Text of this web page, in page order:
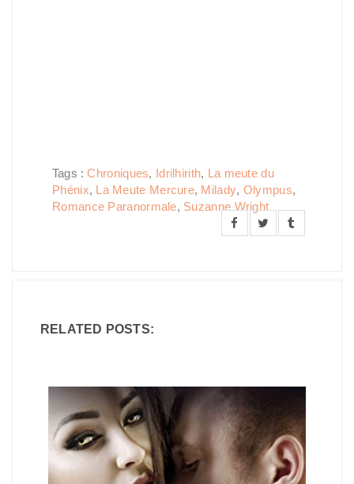
Tags :Chroniques, Idrilhirith, La meute du
Phénix, La Meute Mercure, Milady, Olympus,
Romance Paranormale, Suzanne Wright
RELATED POSTS: